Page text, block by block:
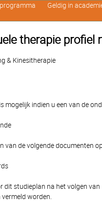
therapie profiel
& Kinesitherapie
mogelijk indien u een van de
van de volgende documenten
dit studieplan na het volgen
worden.
Geldig in